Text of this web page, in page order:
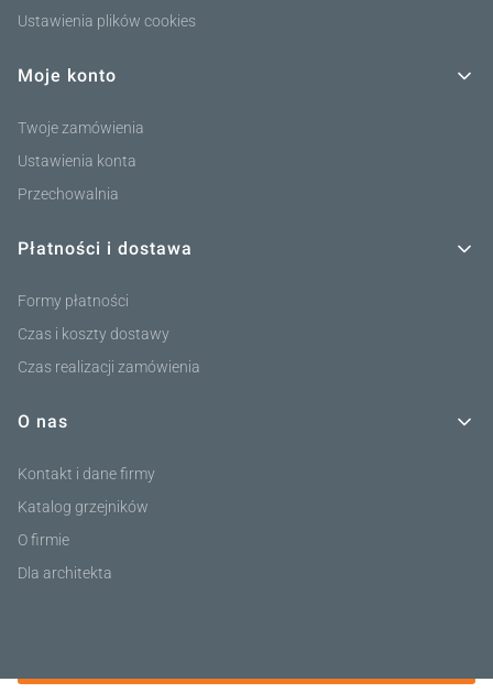
Ustawienia plików cookies
Moje konto
Twoje zamówienia
Ustawienia konta
Przechowalnia
Płatności i dostawa
Formy płatności
Czas i koszty dostawy
Czas realizacji zamówienia
O nas
Kontakt i dane firmy
Katalog grzejników
O firmie
Dla architekta